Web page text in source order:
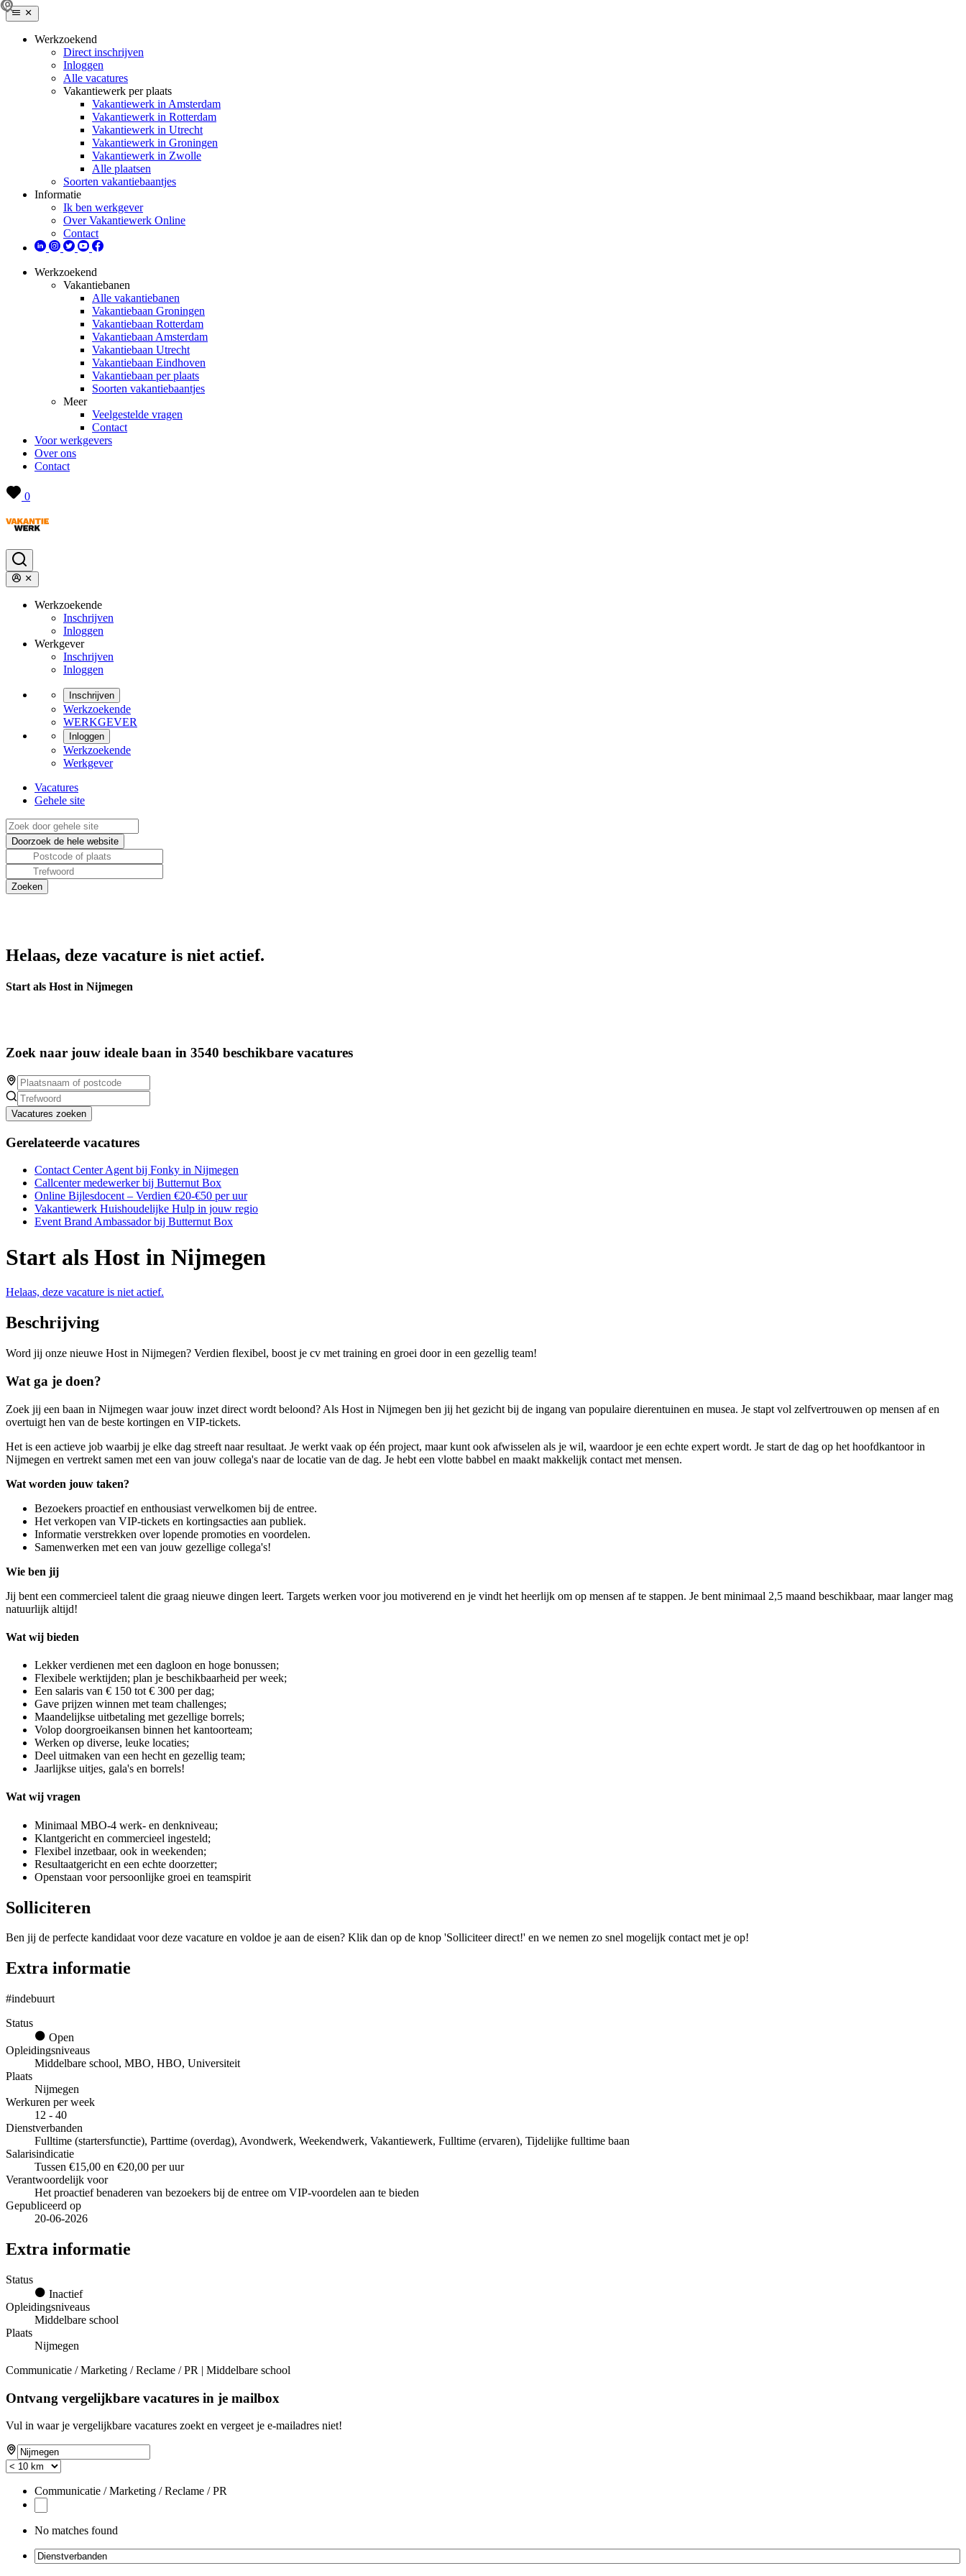
Werkzoekend
Direct inschrijven
Inloggen
Alle vacatures
Vakantiewerk per plaats
Vakantiewerk in Amsterdam
Vakantiewerk in Rotterdam
Vakantiewerk in Utrecht
Vakantiewerk in Groningen
Vakantiewerk in Zwolle
Alle plaatsen
Soorten vakantiebaantjes
Informatie
Ik ben werkgever
Over Vakantiewerk Online
Contact
Werkzoekend
Vakantiebanen
Alle vakantiebanen
Vakantiebaan Groningen
Vakantiebaan Rotterdam
Vakantiebaan Amsterdam
Vakantiebaan Utrecht
Vakantiebaan Eindhoven
Vakantiebaan per plaats
Soorten vakantiebaantjes
Meer
Veelgestelde vragen
Contact
Voor werkgevers
Over ons
Contact
0
Werkzoekende
Inschrijven
Inloggen
Werkgever
Inschrijven
Inloggen
Inschrijven
Werkzoekende
WERKGEVER
Inloggen
Werkzoekende
Werkgever
Vacatures
Gehele site
Helaas, deze vacature is niet actief.
Start als Host in Nijmegen
Zoek naar jouw ideale baan in 3540 beschikbare vacatures
Vacatures zoeken
Gerelateerde vacatures
Contact Center Agent bij Fonky in Nijmegen
Callcenter medewerker bij Butternut Box
Online Bijlesdocent – Verdien €20-€50 per uur
Vakantiewerk Huishoudelijke Hulp in jouw regio
Event Brand Ambassador bij Butternut Box
Start als Host in Nijmegen
Helaas, deze vacature is niet actief.
Beschrijving
Word jij onze nieuwe Host in Nijmegen? Verdien flexibel, boost je cv met training en groei door in een gezellig team!
Wat ga je doen?
Zoek jij een baan in Nijmegen waar jouw inzet direct wordt beloond? Als Host in Nijmegen ben jij het gezicht bij de ingang van populaire dierentuinen en musea. Je stapt vol zelfvertrouwen op mensen af en
overtuigt hen van de beste kortingen en VIP-tickets.
Het is een actieve job waarbij je elke dag streeft naar resultaat. Je werkt vaak op één project, maar kunt ook afwisselen als je wil, waardoor je een echte expert wordt. Je start de dag op het hoofdkantoor in
Nijmegen en vertrekt samen met een van jouw collega's naar de locatie van de dag. Je hebt een vlotte babbel en maakt makkelijk contact met mensen.
Wat worden jouw taken?
Bezoekers proactief en enthousiast verwelkomen bij de entree.
Het verkopen van VIP-tickets en kortingsacties aan publiek.
Informatie verstrekken over lopende promoties en voordelen.
Samenwerken met een van jouw gezellige collega's!
Wie ben jij
Jij bent een commercieel talent die graag nieuwe dingen leert. Targets werken voor jou motiverend en je vindt het heerlijk om op mensen af te stappen. Je bent minimaal 2,5 maand beschikbaar, maar langer mag
natuurlijk altijd!
Wat wij bieden
Lekker verdienen met een dagloon en hoge bonussen;
Flexibele werktijden; plan je beschikbaarheid per week;
Een salaris van € 150 tot € 300 per dag;
Gave prijzen winnen met team challenges;
Maandelijkse uitbetaling met gezellige borrels;
Volop doorgroeikansen binnen het kantoorteam;
Werken op diverse, leuke locaties;
Deel uitmaken van een hecht en gezellig team;
Jaarlijkse uitjes, gala's en borrels!
Wat wij vragen
Minimaal MBO-4 werk- en denkniveau;
Klantgericht en commercieel ingesteld;
Flexibel inzetbaar, ook in weekenden;
Resultaatgericht en een echte doorzetter;
Openstaan voor persoonlijke groei en teamspirit
Solliciteren
Ben jij de perfecte kandidaat voor deze vacature en voldoe je aan de eisen? Klik dan op de knop 'Solliciteer direct!' en we nemen zo snel mogelijk contact met je op!
Extra informatie
#indebuurt
Status
Open
Opleidingsniveaus
Middelbare school, MBO, HBO, Universiteit
Plaats
Nijmegen
Werkuren per week
12 - 40
Dienstverbanden
Fulltime (startersfunctie), Parttime (overdag), Avondwerk, Weekendwerk, Vakantiewerk, Fulltime (ervaren), Tijdelijke fulltime baan
Salarisindicatie
Tussen €15,00 en €20,00 per uur
Verantwoordelijk voor
Het proactief benaderen van bezoekers bij de entree om VIP-voordelen aan te bieden
Gepubliceerd op
20-06-2026
Extra informatie
Status
Inactief
Opleidingsniveaus
Middelbare school
Plaats
Nijmegen
Communicatie / Marketing / Reclame / PR | Middelbare school
Ontvang vergelijkbare vacatures in je mailbox
Vul in waar je vergelijkbare vacatures zoekt en vergeet je e-mailadres niet!
Communicatie / Marketing / Reclame / PR
No matches found